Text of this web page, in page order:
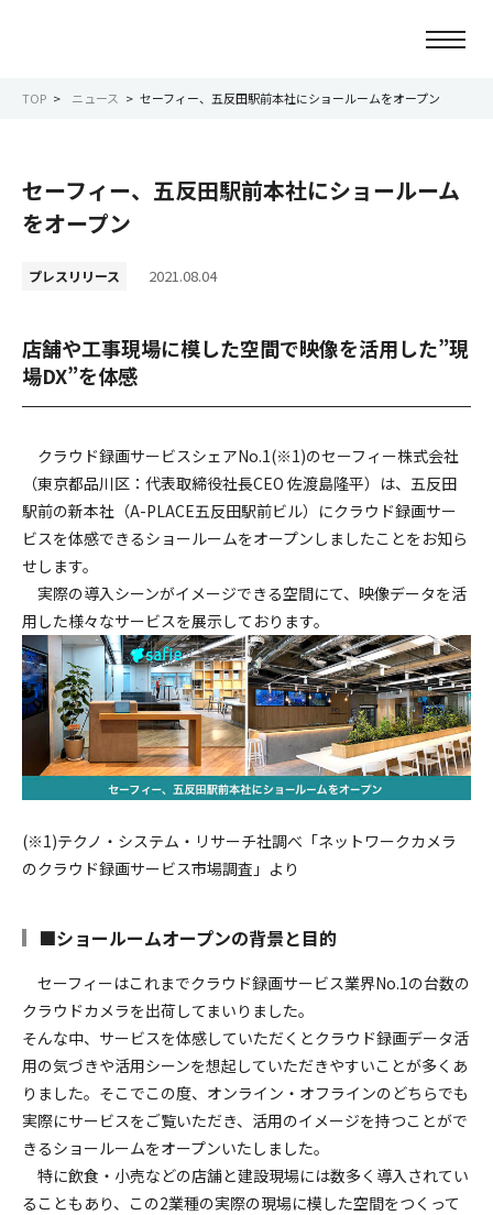
会社情報
サステナビリティ
IR情報
採用情報
TOP ニュース セーフィー、五反田駅前本社にショールームをオープン
セーフィー、五反田駅前本社にショールーム
をオープン
プレスリリース 2021.08.04
店舗や工事現場に模した空間で映像を活用した”現
場DX”を体感
クラウド録画サービスシェアNo.1(※1)のセーフィー株式会社
（東京都品川区：代表取締役社長CEO 佐渡島隆平）は、五反田
駅前の新本社（A-PLACE五反田駅前ビル）にクラウド録画サー
ビスを体感できるショールームをオープンしましたことをお知ら
せします。
実際の導入シーンがイメージできる空間にて、映像データを活
用した様々なサービスを展示しております。
(※1)テクノ・システム・リサーチ社調べ「ネットワークカメラ
のクラウド録画サービス市場調査」より
■ショールームオープンの背景と目的
セーフィーはこれまでクラウド録画サービス業界No.1の台数の
クラウドカメラを出荷してまいりました。
そんな中、サービスを体感していただくとクラウド録画データ活
用の気づきや活用シーンを想起していただきやすいことが多くあ
りました。そこでこの度、オンライン・オフラインのどちらでも
実際にサービスをご覧いただき、活用のイメージを持つことがで
きるショールームをオープンいたしました。
特に飲食・小売などの店舗と建設現場には数多く導入されてい
ることもあり、この2業種の実際の現場に模した空間をつくって